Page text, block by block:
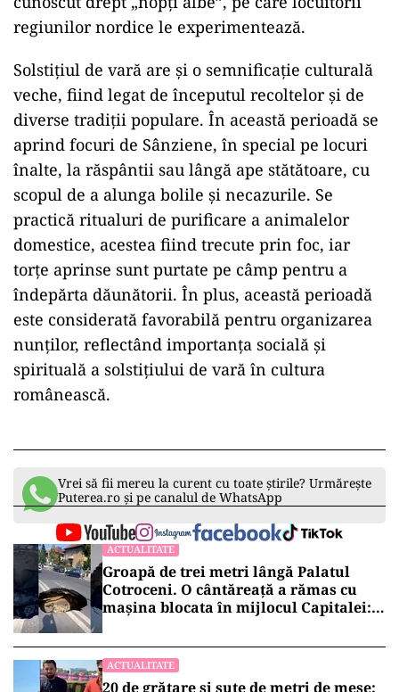
regiunilor nordice le experimentează.
Solstiţiul de vară are şi o semnificaţie culturală
veche, fiind legat de începutul recoltelor şi de
diverse tradiţii populare. În această perioadă se
aprind focuri de Sânziene, în special pe locuri
înalte, la răspântii sau lângă ape stătătoare, cu
scopul de a alunga bolile şi necazurile. Se
practică ritualuri de purificare a animalelor
domestice, acestea fiind trecute prin foc, iar
torţe aprinse sunt purtate pe câmp pentru a
îndepărta dăunătorii. În plus, această perioadă
este considerată favorabilă pentru organizarea
nunţilor, reflectând importanţa socială şi
spirituală a solstiţiului de vară în cultura
românească.
Vrei să fii mereu la curent cu toate știrile? Urmărește
Puterea.ro și pe canalul de WhatsApp
ACTUALITATE
Groapă de trei metri lângă Palatul
Cotroceni. O cântăreață a rămas cu
mașina blocata în mijlocul Capitalei:
ACTUALITATE
20 de grătare și sute de metri de mese: